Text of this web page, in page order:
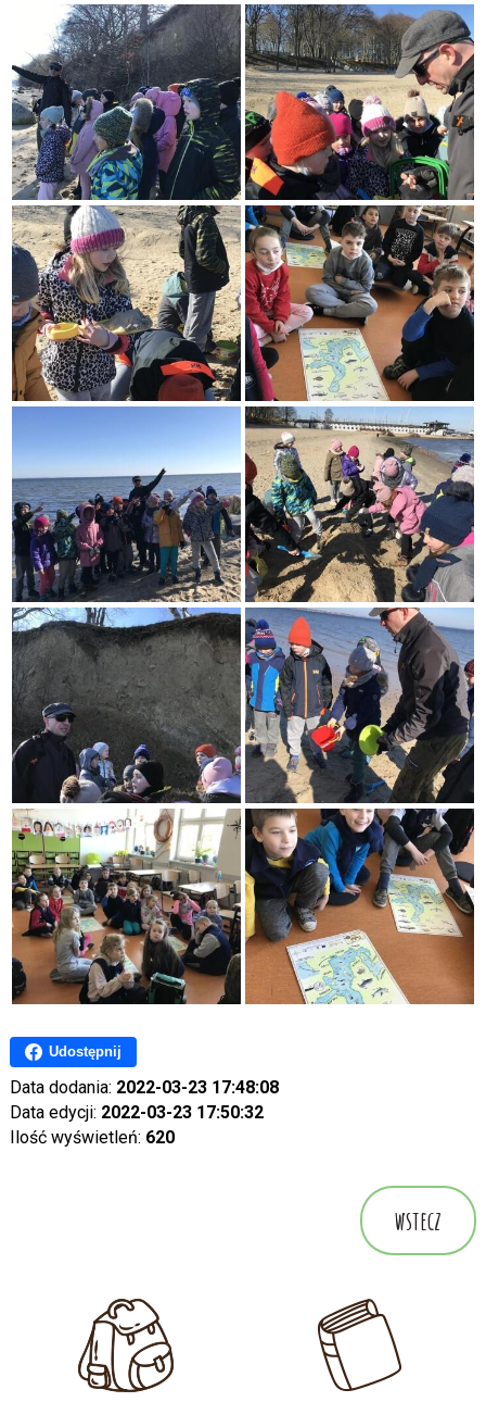
Udostępnij
Data dodania: 2022-03-23 17:48:08
Data edycji: 2022-03-23 17:50:32
Ilość wyświetleń: 620
wstecz